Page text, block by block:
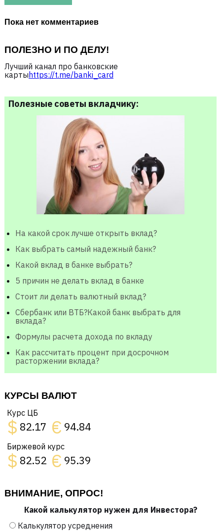
Пока нет комментариев
ПОЛЕЗНО И ПО ДЕЛУ!
Лучший канал про банковские
карты https://t.me/banki_card
Полезные советы вкладчику:
На какой срок лучше открыть вклад?
Как выбрать самый надежный банк?
Какой вклад в банке выбрать?
5 причин не делать вклад в банке
Стоит ли делать валютный вклад?
Сбербанк или ВТБ?Какой банк выбрать для
вклада?
Формулы расчета дохода по вкладу
Как рассчитать процент при досрочном
расторжении вклада?
КУРСЫ ВАЛЮТ
Курс ЦБ
$ 82.17 € 94.84
Биржевой курс
$ 82.52 € 95.39
ВНИМАНИЕ, ОПРОС!
Какой калькулятор нужен для Инвестора?
Калькулятор усреднения